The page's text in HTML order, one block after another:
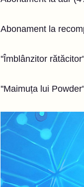
Abonament la
''Îmblânzitor
''Maimuța lui